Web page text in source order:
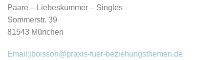
Paare – Liebeskummer – Singles
Sommerstr. 39
81543 München
Email:jboisson@praxis-fuer-beziehungsthemen.de